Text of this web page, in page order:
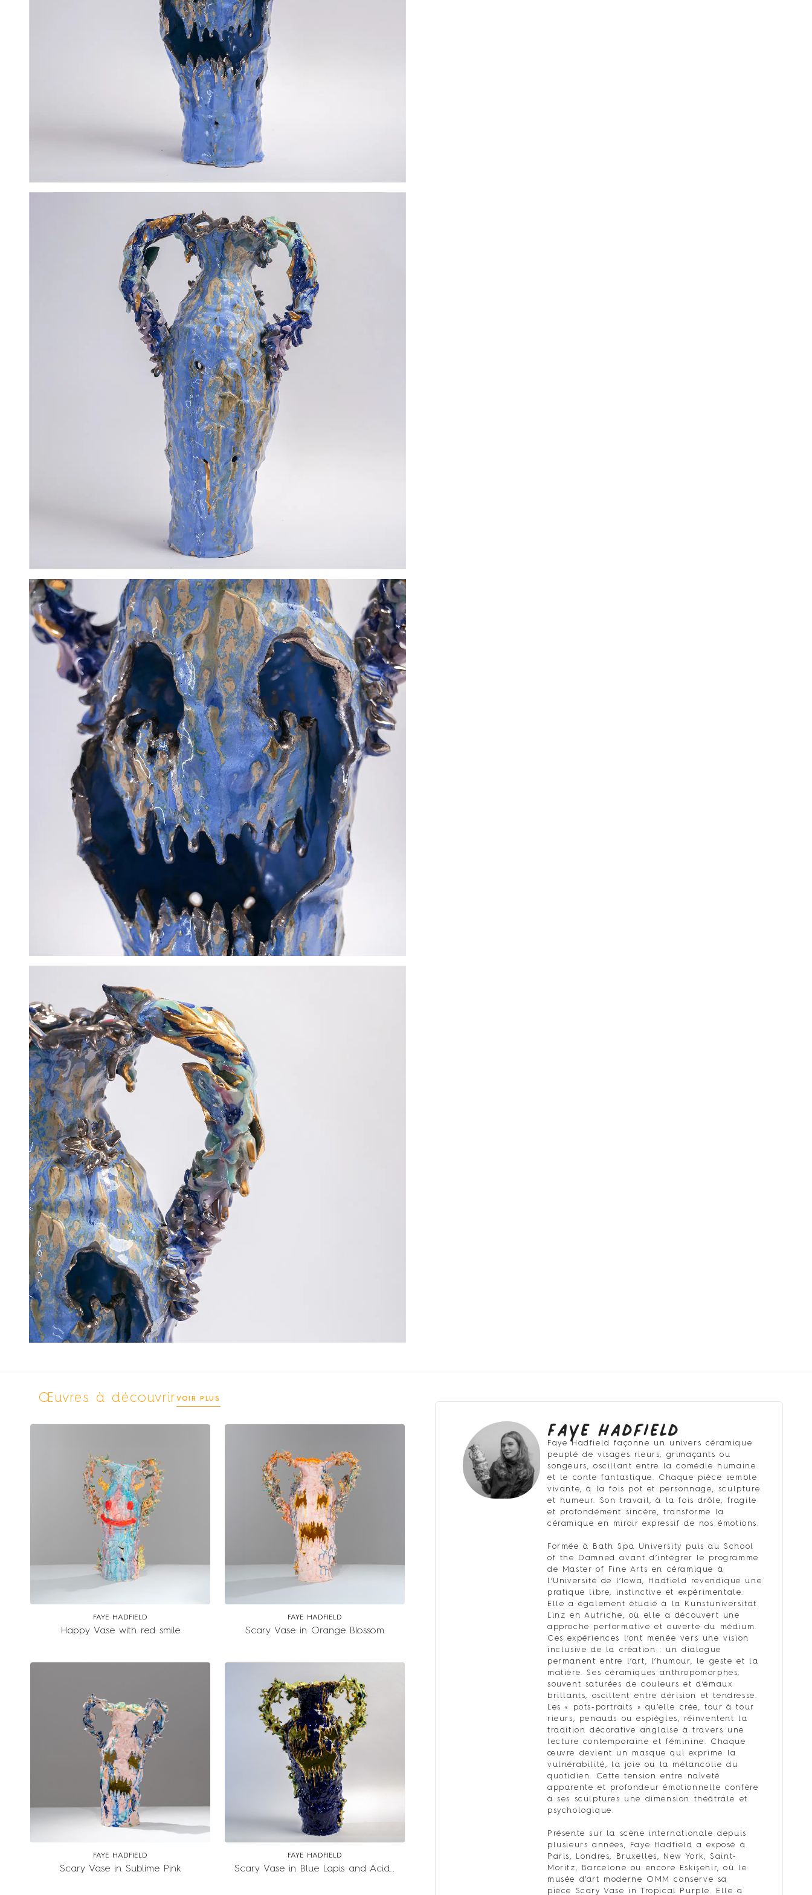
Faye Hadfield
Faye Hadfield façonne un univers céramique
peuplé de visages rieurs, grimaçants ou
songeurs, oscillant entre la comédie humaine
et le conte fantastique. Chaque pièce semble
vivante, à la fois pot et personnage, sculpture
et humeur. Son travail, à la fois drôle, fragile
et profondément sincère, transforme la
céramique en miroir expressif de nos émotions.
Formée à Bath Spa University puis au School
of the Damned avant d’intégrer le programme
de Master of Fine Arts en céramique à
l’Université de l’Iowa, Hadfield revendique une
pratique libre, instinctive et expérimentale.
Elle a également étudié à la Kunstuniversität
Linz en Autriche, où elle a découvert une
approche performative et ouverte du médium.
Ces expériences l’ont menée vers une vision
inclusive de la création : un dialogue
permanent entre l’art, l’humour, le geste et la
matière. Ses céramiques anthropomorphes,
souvent saturées de couleurs et d’émaux
brillants, oscillent entre dérision et tendresse.
Les « pots-portraits » qu’elle crée, tour à tour
rieurs, penauds ou espiègles, réinventent la
tradition décorative anglaise à travers une
lecture contemporaine et féminine. Chaque
œuvre devient un masque qui exprime la
vulnérabilité, la joie ou la mélancolie du
quotidien. Cette tension entre naïveté
apparente et profondeur émotionnelle confère
à ses sculptures une dimension théâtrale et
psychologique.
Présente sur la scène internationale depuis
plusieurs années, Faye Hadfield a exposé à
Paris, Londres, Bruxelles, New York, Saint-
Moritz, Barcelone ou encore Eskişehir, où le
musée d’art moderne OMM conserve sa
pièce Scary Vase in Tropical Purple. Elle a
Œuvres à découvrirVOIR PLUS
FAYE HADFIELD
Happy Vase with red smile
FAYE HADFIELD
Scary Vase in Orange Blossom
FAYE HADFIELD
Scary Vase in Sublime Pink
FAYE HADFIELD
Scary Vase in Blue Lapis and Acid Green